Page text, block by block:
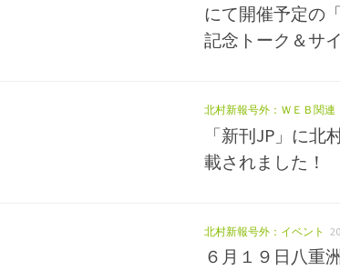
にて開催予定の
記念トーク＆サ
北村新報号外：ＷＥＢ関連
「新刊JP」に
載されました！
北村新報号外：イベント
６月１９日八重